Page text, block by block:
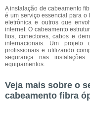
A instalação de cabeamento
é um serviço essencial para o
eletrônica e outros que
internet. O cabeamento
fios, conectores, cabos e
internacionais. Um projeto
profissionais e utilizando
segurança nas
equipamentos.
Veja mais sobre o
cabeamento fibra